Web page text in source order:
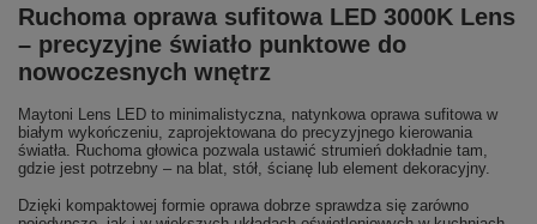
Ruchoma oprawa sufitowa LED 3000K Lens
– precyzyjne światło punktowe do
nowoczesnych wnętrz
Maytoni Lens LED to minimalistyczna, natynkowa oprawa sufitowa w
białym wykończeniu, zaprojektowana do precyzyjnego kierowania
światła. Ruchoma głowica pozwala ustawić strumień dokładnie tam,
gdzie jest potrzebny – na blat, stół, ścianę lub element dekoracyjny.
Dzięki kompaktowej formie oprawa dobrze sprawdza się zarówno